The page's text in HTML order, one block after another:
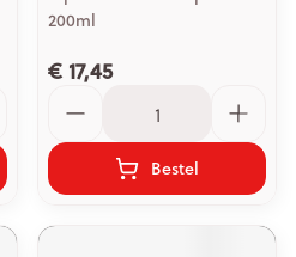
200ml
€ 17,45
Bestel